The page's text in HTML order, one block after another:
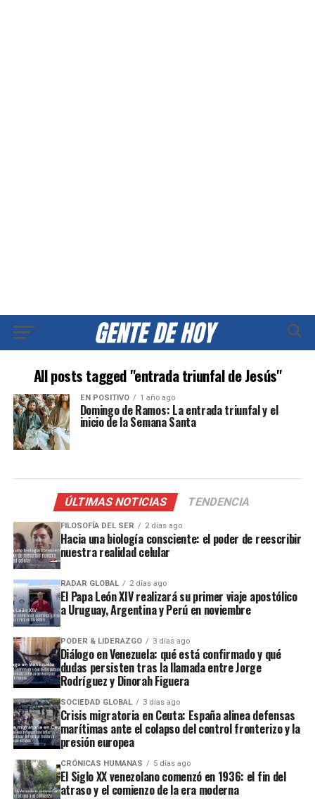
All posts tagged "entrada triunfal de Jesús"
EN POSITIVO 1 año ago
Domingo de Ramos: La entrada triunfal y el
inicio de la Semana Santa
ÚLTIMAS NOTICIAS TENDENCIA
FILOSOFÍA DEL SER 2 días ago
Hacia una biología consciente: el poder de reescribir
nuestra realidad celular
RADAR GLOBAL 2 días ago
El Papa León XIV realizará su primer viaje apostólico
a Uruguay, Argentina y Perú en noviembre
PODER & LIDERAZGO 3 días ago
Diálogo en Venezuela: qué está confirmado y qué
dudas persisten tras la llamada entre Jorge
Rodríguez y Dinorah Figuera
SOCIEDAD GLOBAL 3 días ago
Crisis migratoria en Ceuta: España alinea defensas
marítimas ante el colapso del control fronterizo y la
presión europea
CRÓNICAS HUMANAS 5 días ago
El Siglo XX venezolano comenzó en 1936: el fin del
atraso y el comienzo de la era moderna